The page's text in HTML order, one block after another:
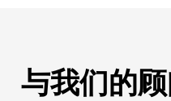
与我们的顾